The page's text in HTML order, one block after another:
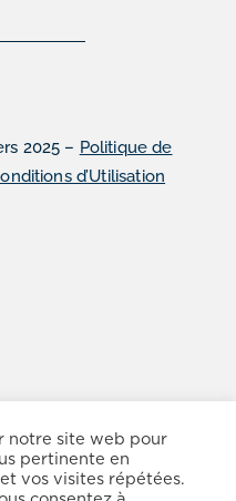
2025 – Politique de
d’Utilisation
notre site web pour
pertinente en
vos visites répétées.